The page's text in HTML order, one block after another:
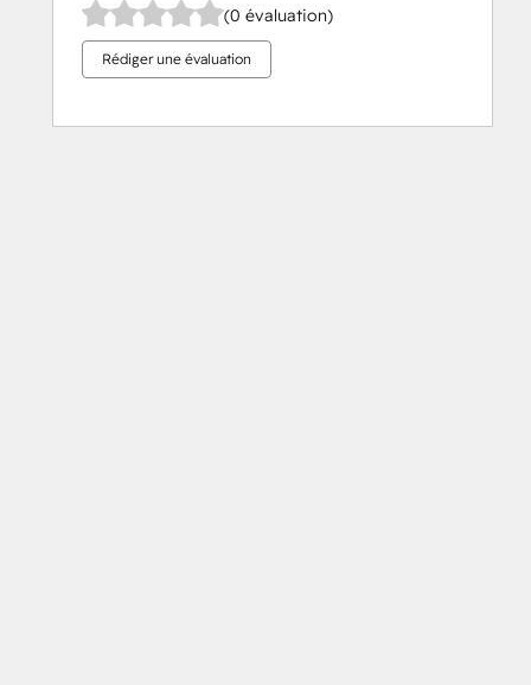
(0 évaluation)
Rédiger une évaluation